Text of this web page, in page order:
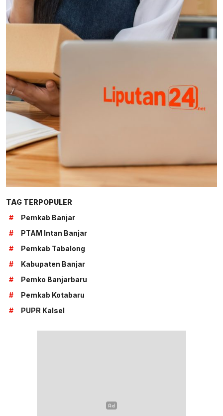
TAG TERPOPULER
#
Pemkab Banjar
#
PTAM Intan Banjar
#
Pemkab Tabalong
#
Kabupaten Banjar
#
Pemko Banjarbaru
#
Pemkab Kotabaru
#
PUPR Kalsel